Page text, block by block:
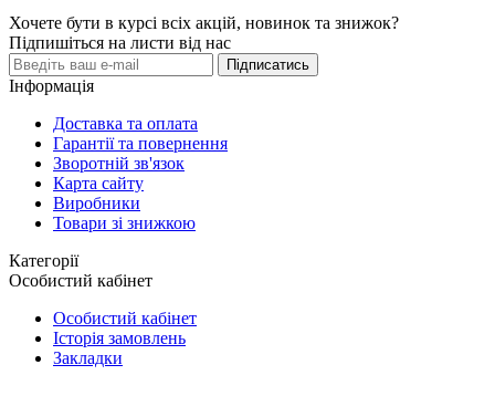
Хочете бути в курсі всіх акцій, новинок та знижок?
Підпишіться на листи від нас
Підписатись
Інформація
Доставка та оплата
Гарантії та повернення
Зворотній зв'язок
Карта сайту
Виробники
Товари зі знижкою
Категорії
Особистий кабінет
Особистий кабінет
Історія замовлень
Закладки